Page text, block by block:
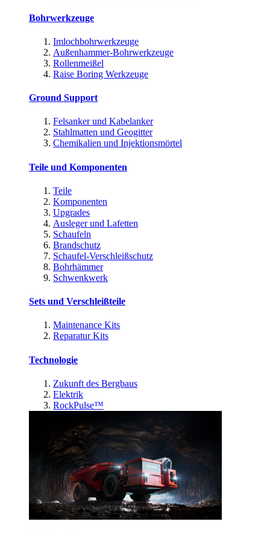
Bohrwerkzeuge
Imlochbohrwerkzeuge
Außenhammer-Bohrwerkzeuge
Rollenmeißel
Raise Boring Werkzeuge
Ground Support
Felsanker und Kabelanker
Stahlmatten und Geogitter
Chemikalien und Injektionsmörtel
Teile und Komponenten
Teile
Komponenten
Upgrades
Ausleger und Lafetten
Schaufeln
Brandschutz
Schaufel-Verschleißschutz
Bohrhämmer
Schwenkwerk
Sets und Verschleißteile
Maintenance Kits
Reparatur Kits
Technologie
Zukunft des Bergbaus
Elektrik
RockPulse™